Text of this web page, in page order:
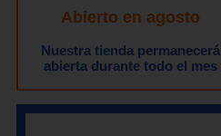
Abierto en agosto
Nuestra tienda permanecerá
abierta durante todo el mes